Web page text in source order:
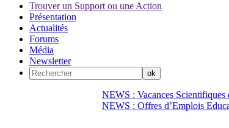
Trouver un Support ou une Action
Présentation
Actualités
Forums
Média
Newsletter
NEWS : Vacances Scientifiques
NEWS : Offres d’Emplois